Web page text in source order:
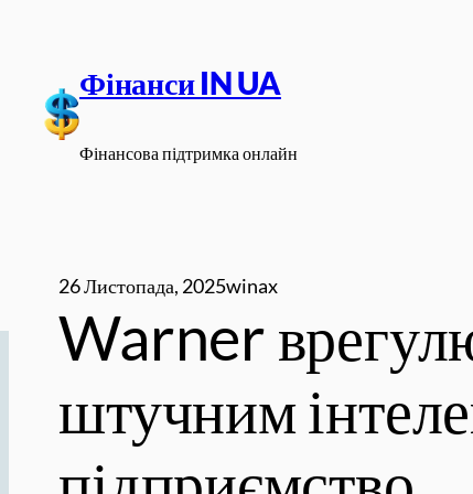
вмісту
Фінанси IN UA
Фінансова підтримка онлайн
26 Листопада, 2025winax
Warner
штучним